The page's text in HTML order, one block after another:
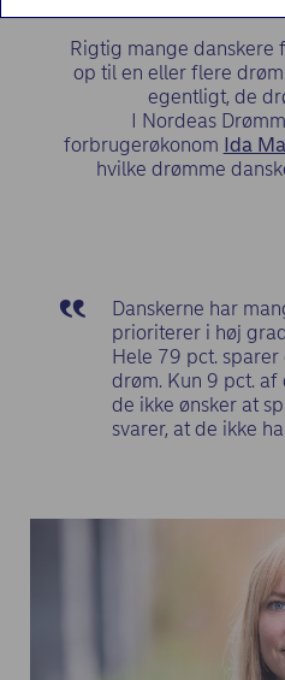
Rigtig mange
op til en eller flere
egentligt, de
I Nordeas
forbrugerøkonom Ida
hvilke drømme
Danskerne har
prioriterer i høj
Hele 79 pct.
drøm. Kun 9 pct. af
de ikke ønsker at
svarer, at de ikke